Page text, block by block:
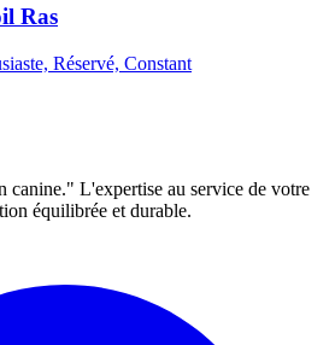
Ras
Réservé, Constant
canine." L'expertise au service de votre
équilibrée et durable.